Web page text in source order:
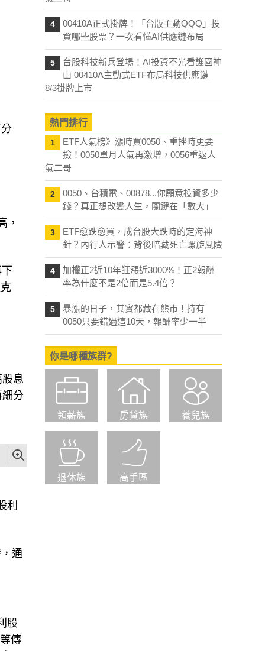
，
息
細分
利
通
股
傳
4
00410A正式掛牌！「台版主動QQQ」投
資哪些股票？一次看懂AI供應鏈布局
5
台股科技新兵登場！AI投資不光看護國神
山 00410A主動式ETF布局科技供應鏈
8/3掛牌上市
熱門排行
1
ETF人氣榜》漲時買0050、重挫時更要
撿！0050單月人氣再激增，0056重返人
氣二哥
2
0050、台積電、00878...你願意投資多少
錢？真正想改變人生，關鍵在「數大」
3
ETF愈跌愈買，成台股大跌時的定海神
針？內行人示警：背後暗藏死亡螺旋風險
4
加權正2近10年狂漲近3000%！正2報酬
率為什麼不是2倍而是5.4倍？
5
暴漲的日子，其實都藏在熊市！持有
0050只要錯過這10天，報酬率少一半
你是哪種族群?
領薪族 房貸族 養兒族
退休族 高手區